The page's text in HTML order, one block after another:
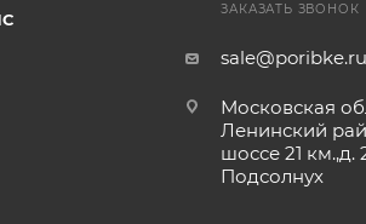
ЗАКАЗАТЬ ЗВОНОК
sale@poribke.ru
Московская
Ленинский
шоссе 21 км.,д.
Подсолнух